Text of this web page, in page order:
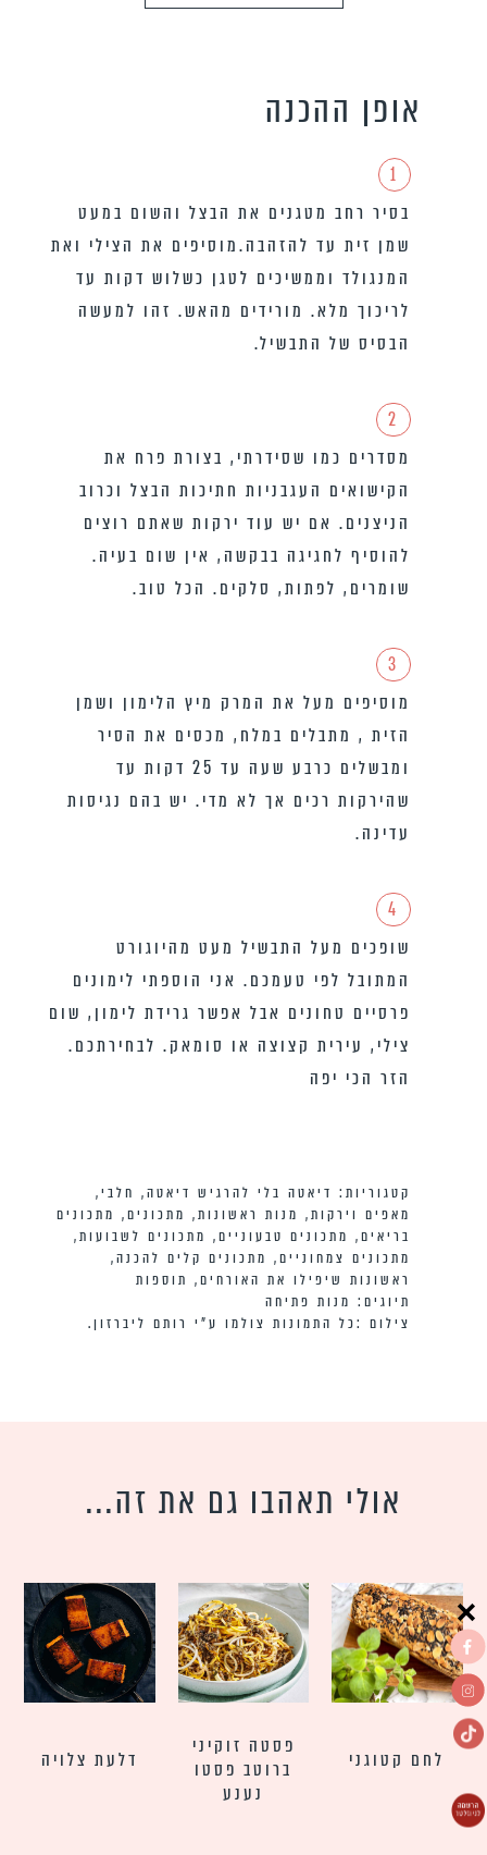
אופן ההכנה
1
בסיר רחב מטגנים את הבצל והשום במעט
שמן זית עד להזהבה.מוסיפים את הצילי ואת
המנגולד וממשיכים לטגן כשלוש דקות עד
לריכוך מלא. מורידים מהאש. זהו למעשה
הבסיס של התבשיל.
2
מסדרים כמו שסידרתי, בצורת פרח את
הקישואים העגבניות חתיכות הבצל וכרוב
הניצנים. אם יש עוד ירקות שאתם רוצים
להוסיף לחגיגה בבקשה, אין שום בעיה.
שומרים, לפתות, סלקים. הכל טוב.
3
מוסיפים מעל את המרק מיץ הלימון ושמן
הזית , מתבלים במלח, מכסים את הסיר
ומבשלים כרבע שעה עד 25 דקות עד
שהירקות רכים אך לא מדי. יש בהם נגיסות
עדינה.
4
שופכים מעל התבשיל מעט מהיוגורט
המתובל לפי טעמכם. אני הוספתי לימונים
פרסיים טחונים אבל אפשר גרידת לימון, שום
צילי, עירית קצוצה או סומאק. לבחירתכם.
הזר הכי יפה
קטגוריות: דיאטה בלי להרגיש דיאטה, חלבי,
מאפים וירקות, מנות ראשונות, מתכונים, מתכונים
בריאים, מתכונים טבעוניים, מתכונים לשבועות,
מתכונים צמחוניים, מתכונים קלים להכנה,
ראשונות שיפילו את האורחים, תוספות
תיוגים: מנות פתיחה
צילום :כל התמונות צולמו ע”י רותם ליברזון.
אולי תאהבו גם את זה...
לחם קטוגני
פסטה זוקיני
ברוטב פסטו
נענע
דלעת צלויה